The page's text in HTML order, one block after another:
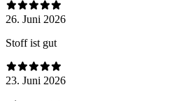
26. Juni 2026
Stoff ist gut
23. Juni 2026